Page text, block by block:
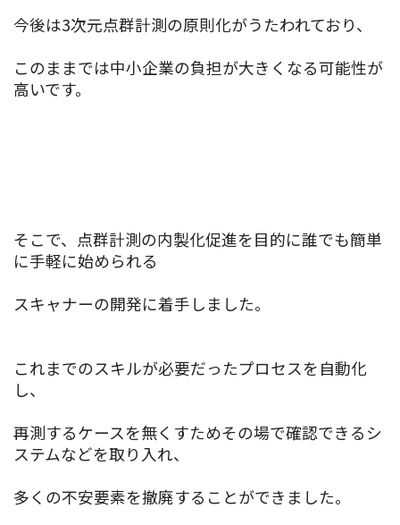
今後は3次元点群計測の原則化がうたわれており、
このままでは中小企業の負担が大きくなる可能性が
高いです。
そこで、点群計測の内製化促進を目的に誰でも簡単
に手軽に始められる
スキャナーの開発に着手しました。
これまでのスキルが必要だったプロセスを自動化
し、
再測するケースを無くすためその場で確認できるシ
ステムなどを取り入れ、
多くの不安要素を撤廃することができました。